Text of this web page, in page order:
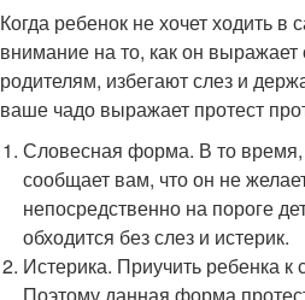
Когда ребенок не хочет ходить
внимание на то, как он выражает
родителям, избегают слез и
ваше чадо выражает протест
Словесная форма. В то время,
сообщает вам, что он не
непосредственно на пороге
обходится без слез и истерик.
Истерика. Приучить ребенка к